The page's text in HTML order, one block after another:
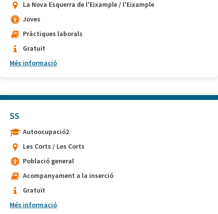
La Nova Esquerra de l'Eixample / l'Eixample
Joves
Pràctiques laborals
Gratuït
Més informació
SS
Autoocupació2
Les Corts / Les Corts
Població general
Acompanyament a la inserció
Gratuït
Més informació